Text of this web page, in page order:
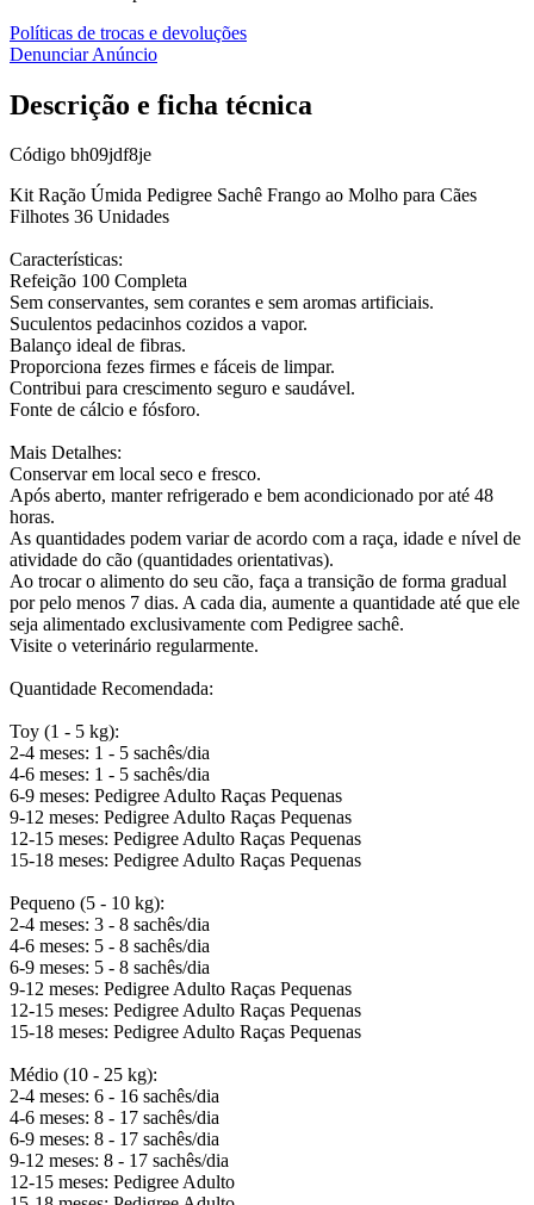
Políticas de trocas e devoluções
Denunciar Anúncio
Descrição e ficha técnica
Código bh09jdf8je
Kit Ração Úmida Pedigree Sachê Frango ao Molho para Cães
Filhotes 36 Unidades
Características:
Refeição 100 Completa
Sem conservantes, sem corantes e sem aromas artificiais.
Suculentos pedacinhos cozidos a vapor.
Balanço ideal de fibras.
Proporciona fezes firmes e fáceis de limpar.
Contribui para crescimento seguro e saudável.
Fonte de cálcio e fósforo.
Mais Detalhes:
Conservar em local seco e fresco.
Após aberto, manter refrigerado e bem acondicionado por até 48
horas.
As quantidades podem variar de acordo com a raça, idade e nível de
atividade do cão (quantidades orientativas).
Ao trocar o alimento do seu cão, faça a transição de forma gradual
por pelo menos 7 dias. A cada dia, aumente a quantidade até que ele
seja alimentado exclusivamente com Pedigree sachê.
Visite o veterinário regularmente.
Quantidade Recomendada:
Toy (1 - 5 kg):
2-4 meses: 1 - 5 sachês/dia
4-6 meses: 1 - 5 sachês/dia
6-9 meses: Pedigree Adulto Raças Pequenas
9-12 meses: Pedigree Adulto Raças Pequenas
12-15 meses: Pedigree Adulto Raças Pequenas
15-18 meses: Pedigree Adulto Raças Pequenas
Pequeno (5 - 10 kg):
2-4 meses: 3 - 8 sachês/dia
4-6 meses: 5 - 8 sachês/dia
6-9 meses: 5 - 8 sachês/dia
9-12 meses: Pedigree Adulto Raças Pequenas
12-15 meses: Pedigree Adulto Raças Pequenas
15-18 meses: Pedigree Adulto Raças Pequenas
Médio (10 - 25 kg):
2-4 meses: 6 - 16 sachês/dia
4-6 meses: 8 - 17 sachês/dia
6-9 meses: 8 - 17 sachês/dia
9-12 meses: 8 - 17 sachês/dia
12-15 meses: Pedigree Adulto